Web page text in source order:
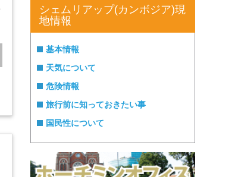
シェムリアップ(カンボジア)現
地情報
基本情報
天気について
危険情報
旅行前に知っておきたい事
国民性について